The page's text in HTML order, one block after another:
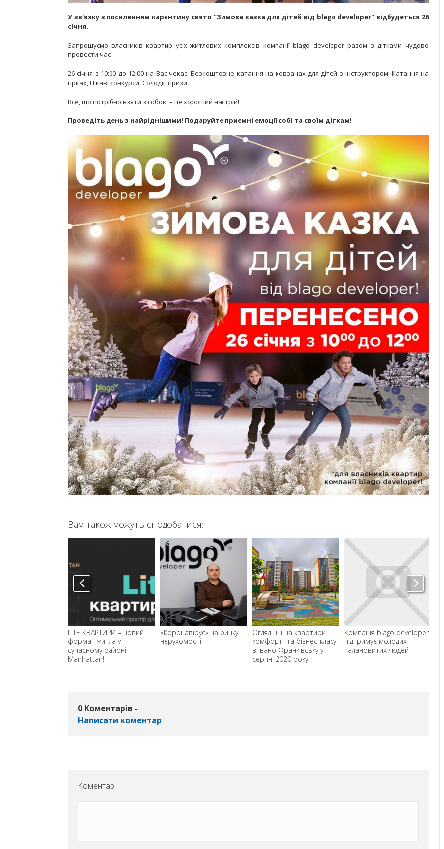
У зв'язку з посиленням карантину свято "Зимова казка для дітей від blago developer" відбудеться 26
січня.
Запрошуємо власників квартир усіх житлових комплексів компанії blago developer разом з дітками чудово
провести час!
26 січня з 10:00 до 12:00 на Вас чекає: Безкоштовне катання на ковзанах для дітей з інструктором, Катання на
гірках, Цікаві конкурси, Солодкі призи.
Все, що потрібно взяти з собою – це хороший настрій!
Проведіть день з найріднішими! Подаруйте приємні емоції собі та своїм діткам!
Вам також можуть сподобатися:
LITE КВАРТИРИ – новий
формат житла у
сучасному районі
Manhattan!
«Коронавірус» на ринку
нерухомості
Огляд цін на квартири
комфорт- та бізнес-класу
в Івано-Франківську у
серпні 2020 року
Компанія blago developer
підтримує молодих
талановитих людей
0 Коментарів -
Написати коментар
Коментар